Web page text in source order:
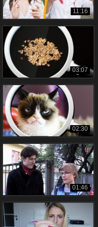
11:16
03:07
02:30
01:46